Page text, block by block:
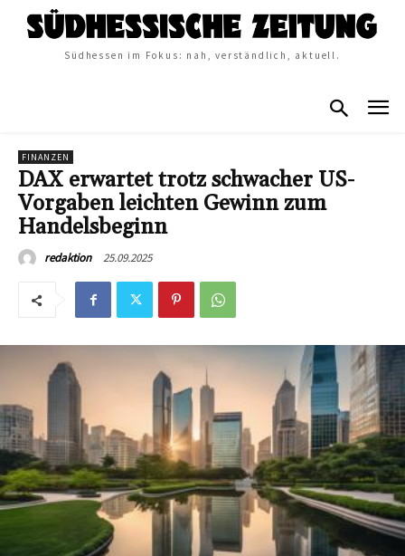
Südhessen im Fokus: nah, verständlich, aktuell.
FINANZEN
DAX erwartet trotz schwacher US-
Vorgaben leichten Gewinn zum
Handelsbeginn
redaktion 25.09.2025